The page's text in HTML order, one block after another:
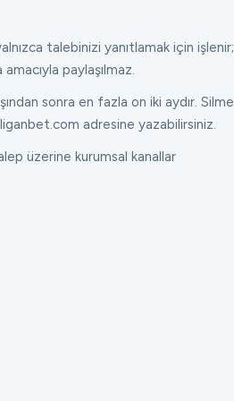
talebinizi yanıtlamak için işlenir;
paylaşılmaz.
sonra en fazla on iki aydır. Silme
adresine yazabilirsiniz.
üzerine kurumsal kanallar